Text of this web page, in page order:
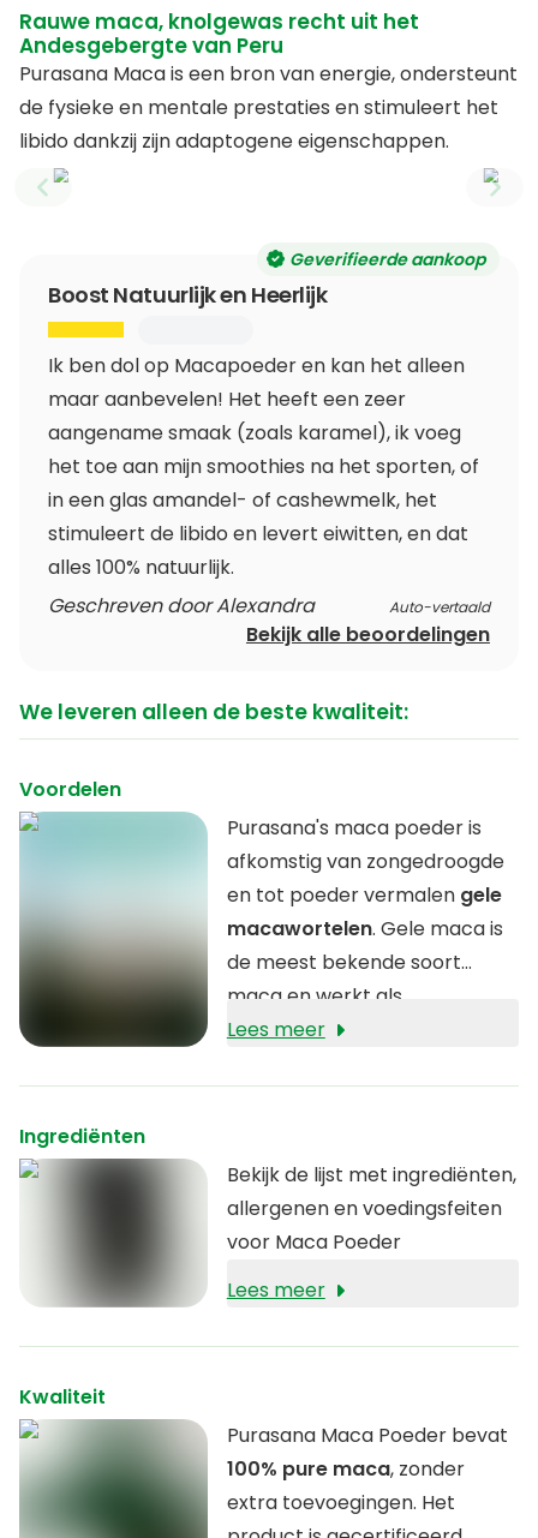
Rauwe maca, knolgewas recht uit het
Andesgebergte van Peru
Purasana Maca is een bron van energie, ondersteunt
de fysieke en mentale prestaties en stimuleert het
libido dankzij zijn adaptogene eigenschappen.
Previous slide
Geverifieerde aankoop
Boost Natuurlijk en Heerlijk
Ik ben dol op Macapoeder en kan het alleen
maar aanbevelen! Het heeft een zeer
aangename smaak (zoals karamel), ik voeg
het toe aan mijn smoothies na het sporten, of
in een glas amandel- of cashewmelk, het
stimuleert de libido en levert eiwitten, en dat
alles 100% natuurlijk.
Geschreven door Alexandra
Auto-vertaald
Bekijk alle beoordelingen
We leveren alleen de beste kwaliteit:
Voordelen
Purasana's maca poeder is
afkomstig van zongedroogde
en tot poeder vermalen gele
macawortelen. Gele maca is
de meest bekende soort
maca en werkt als
adaptogeenin het lichaam.
Lees meer
Ingrediënten
Bekijk de lijst met ingrediënten,
allergenen en voedingsfeiten
voor Maca Poeder
Lees meer
Kwaliteit
Purasana Maca Poeder bevat
100% pure maca, zonder
extra toevoegingen. Het